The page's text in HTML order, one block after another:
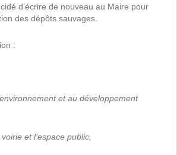
d’écrire de nouveau au Maire pour
des dépôts sauvages.
:
et au développement
et l’espace public,